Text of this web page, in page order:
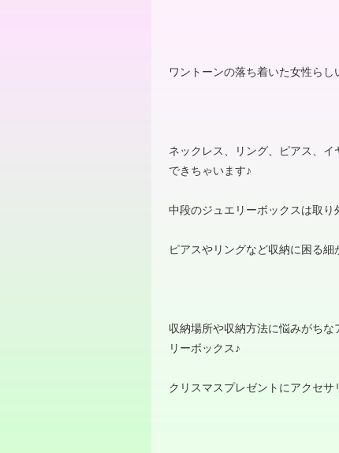
ワントーンの落ち着いた女性ら
ネックレス、リング、ピアス、
できちゃいます♪
中段のジュエリーボックスは取り
ピアスやリングなど収納に困る
収納場所や収納方法に悩みがち
リーボックス♪
クリスマスプレゼントにアクセ